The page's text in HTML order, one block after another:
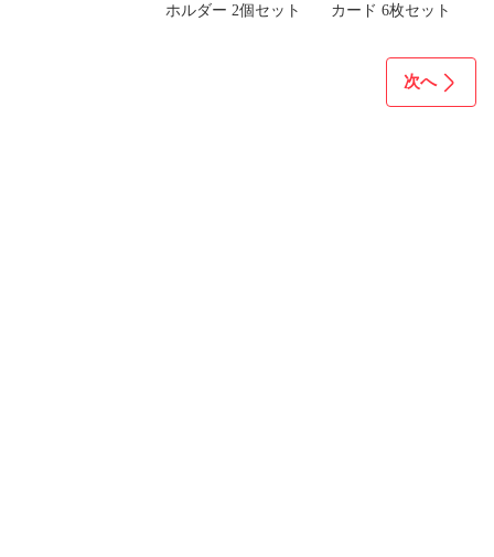
ホルダー 2個セット
カード 6枚セット
次へ